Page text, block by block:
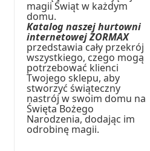
magii Świąt w każdym
domu.
Katalog naszej hurtowni
internetowej ZORMAX
przedstawia cały przekrój
wszystkiego, czego mogą
potrzebować klienci
Twojego sklepu, aby
stworzyć świąteczny
nastrój w swoim domu na
Święta Bożego
Narodzenia, dodając im
odrobinę magii.